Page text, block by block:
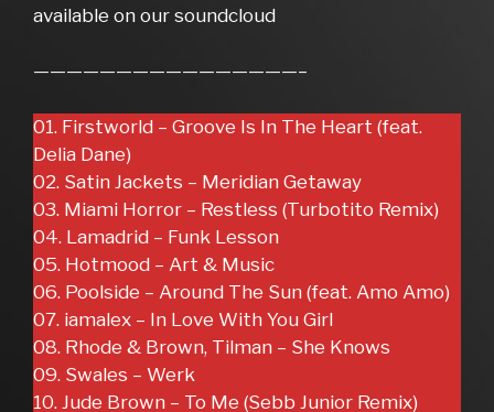
available on our soundcloud
————————————————–
01. Firstworld – Groove Is In The Heart (feat.
Delia Dane)
02. Satin Jackets – Meridian Getaway
03. Miami Horror – Restless (Turbotito Remix)
04. Lamadrid – Funk Lesson
05. Hotmood – Art & Music
06. Poolside – Around The Sun (feat. Amo Amo)
07. iamalex – In Love With You Girl
08. Rhode & Brown, Tilman – She Knows
09. Swales – Werk
10. Jude Brown – To Me (Sebb Junior Remix)